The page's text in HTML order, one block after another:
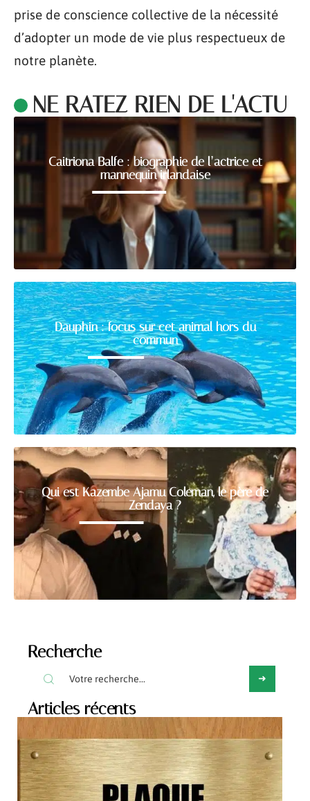
prise de conscience collective de la nécessité
d’adopter un mode de vie plus respectueux de
notre planète.
NE RATEZ RIEN DE L'ACTU
Caitriona Balfe : biographie de l’actrice et
mannequin irlandaise
Dauphin : focus sur cet animal hors du
commun
Qui est Kazembe Ajamu Coleman, le père de
Zendaya ?
Recherche
Articles récents